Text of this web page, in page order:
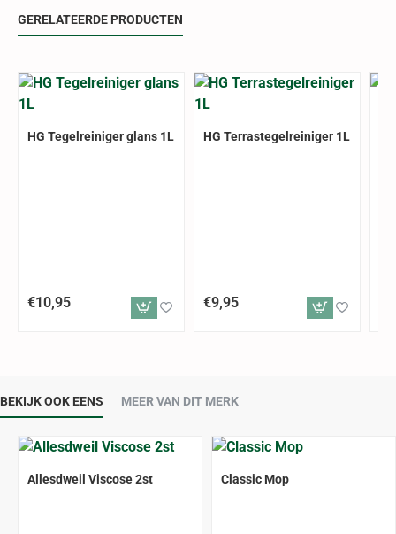
GERELATEERDE PRODUCTEN
HG Tegelreiniger glans 1L
€10,95
HG Terrastegelreiniger 1L
€9,95
BEKIJK OOK EENS MEER VAN DIT MERK
Allesdweil Viscose 2st Classic Mop